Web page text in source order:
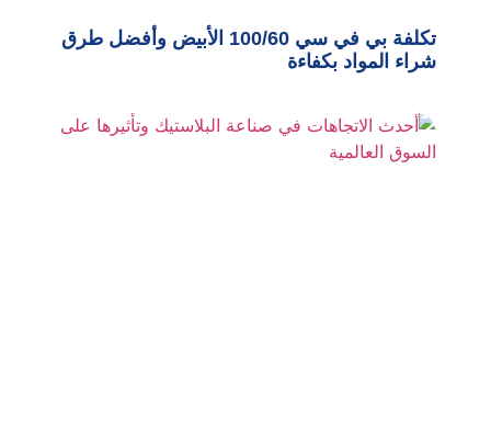
تكلفة بي في سي 100/60 الأبيض وأفضل طرق
شراء المواد بكفاءة